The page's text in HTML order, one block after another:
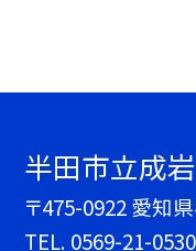
半田市立成
〒475-0922 愛知
TEL. 0569-21-0530